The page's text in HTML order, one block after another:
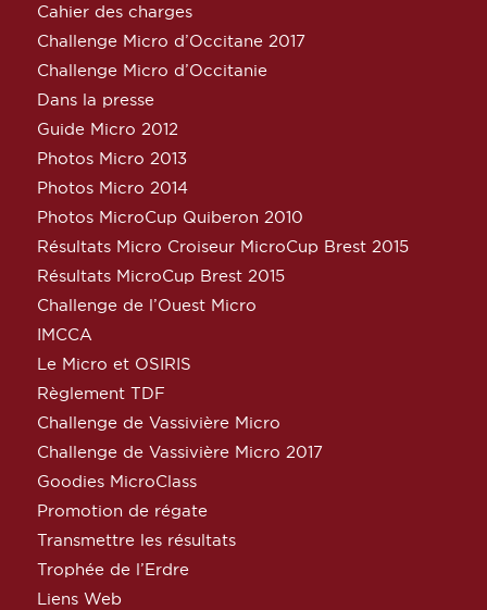
Cahier des charges
Challenge Micro d’Occitane 2017
Challenge Micro d’Occitanie
Dans la presse
Guide Micro 2012
Photos Micro 2013
Photos Micro 2014
Photos MicroCup Quiberon 2010
Résultats Micro Croiseur MicroCup Brest 2015
Résultats MicroCup Brest 2015
Challenge de l’Ouest Micro
IMCCA
Le Micro et OSIRIS
Règlement TDF
Challenge de Vassivière Micro
Challenge de Vassivière Micro 2017
Goodies MicroClass
Promotion de régate
Transmettre les résultats
Trophée de l’Erdre
Liens Web